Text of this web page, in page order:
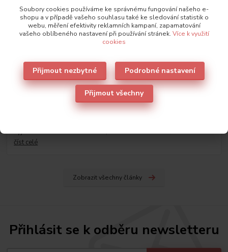
Nové trendy v kabelkách jaro-léto 2023
výjimkou. Zkuste zvolit kabelku, která bude ladit s vaším oblečením.
číst celé
Zobrazit všechny články
Přihlásit se k odběru newsletteru
Soubory cookies používáme ke správnému fungování našeho e-
shopu a v případě vašeho souhlasu také ke sledování statistik o
webu, měření efektivity reklamních kampaní, zapamatování
vašeho oblíbeného nastavení při používání stránek. Více k využití
cookies
Přijmout nezbytné Podrobné nastavení
Přijmout všechny